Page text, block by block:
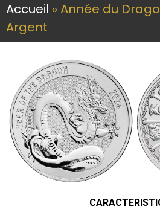
Accueil »Année du
Argent